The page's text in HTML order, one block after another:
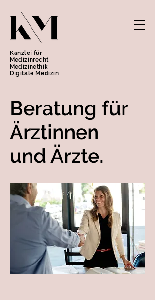
Kanzlei für
Medizinrecht
Medizinethik
Digitale Medizin
Beratung für
Ärztinnen
und Ärzte.